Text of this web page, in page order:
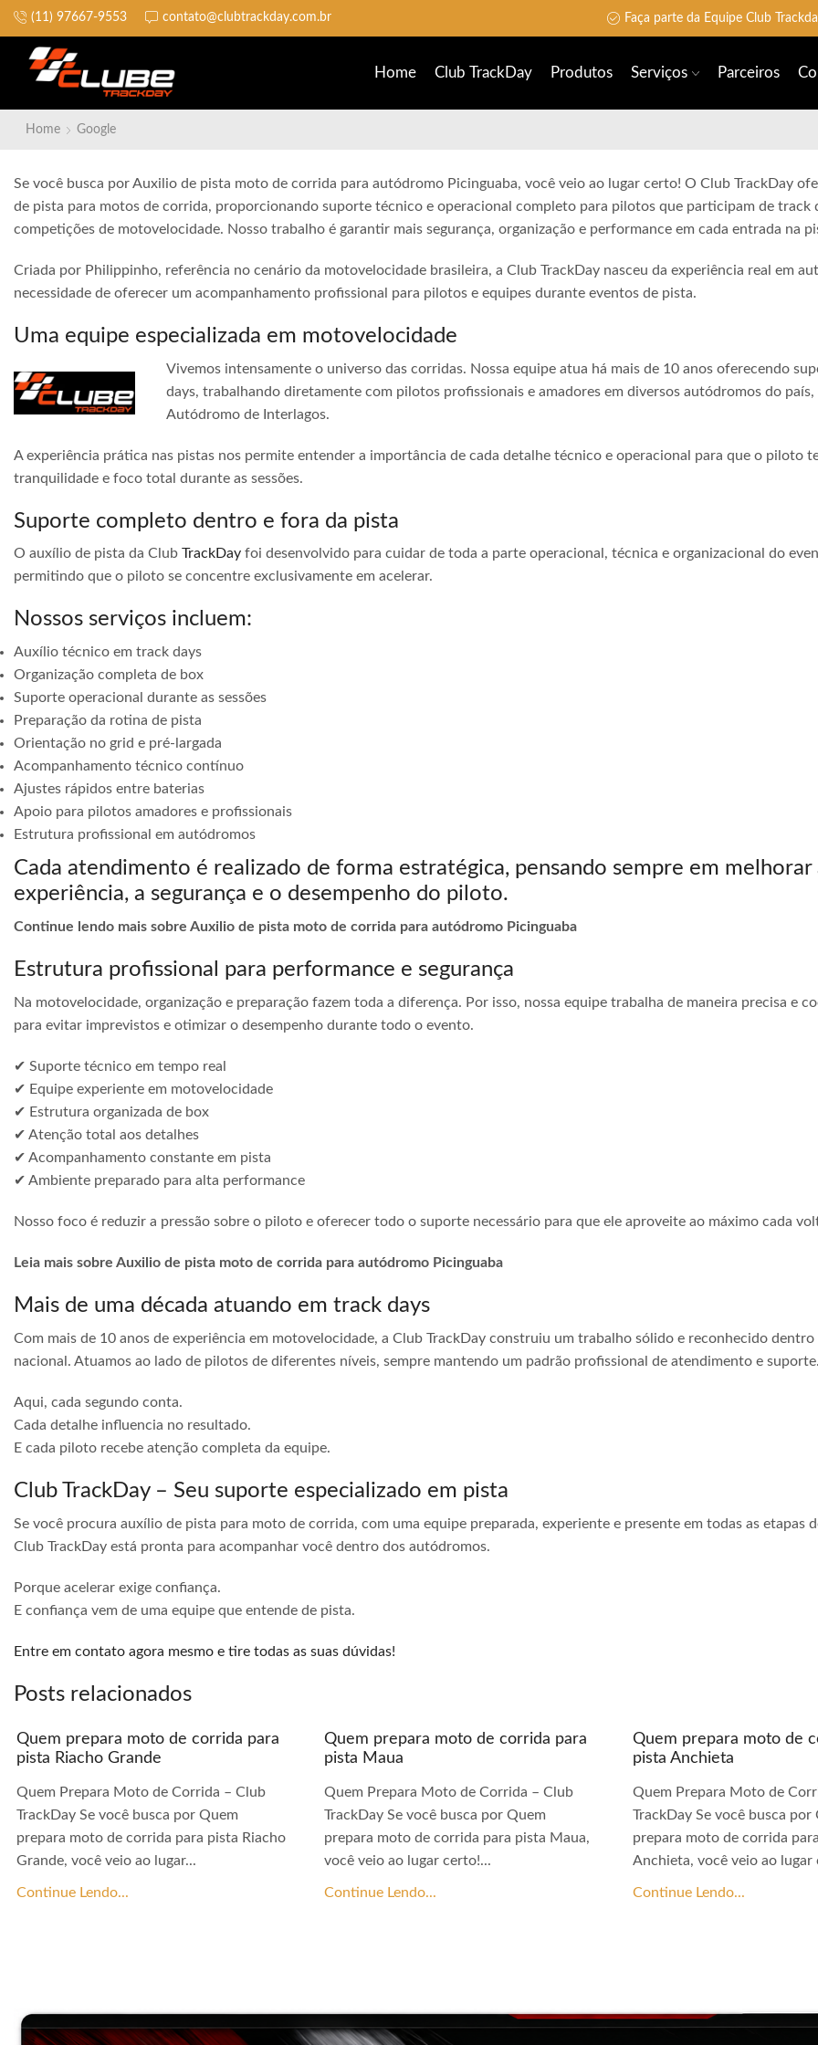
(11) 97667-9553 contato@clubtrackday.com.br
Não perca a largada Faça parte da Equipe Club
Home Club TrackDay Produtos Serviços Parceiros
Home Google
Se você busca por Auxilio de pista moto de corrida para autódromo Picinguaba, você veio ao lugar certo! O Club TrackDay
de pista para motos de corrida, proporcionando suporte técnico e operacional completo para pilotos que participam de track
competições de motovelocidade. Nosso trabalho é garantir mais segurança, organização e performance em cada entrada na
Criada por Philippinho, referência no cenário da motovelocidade brasileira, a Club TrackDay nasceu da experiência real em
necessidade de oferecer um acompanhamento profissional para pilotos e equipes durante eventos de pista.
Uma equipe especializada em motovelocidade
Vivemos intensamente o universo das corridas. Nossa equipe atua há mais de 10 anos oferecendo
days, trabalhando diretamente com pilotos profissionais e amadores em diversos autódromos do
Autódromo de Interlagos.
A experiência prática nas pistas nos permite entender a importância de cada detalhe técnico e operacional para que o piloto
tranquilidade e foco total durante as sessões.
Suporte completo dentro e fora da pista
O auxílio de pista da Club TrackDay foi desenvolvido para cuidar de toda a parte operacional, técnica e organizacional do
permitindo que o piloto se concentre exclusivamente em acelerar.
Nossos serviços incluem:
Auxílio técnico em track days
Organização completa de box
Suporte operacional durante as sessões
Preparação da rotina de pista
Orientação no grid e pré-largada
Acompanhamento técnico contínuo
Ajustes rápidos entre baterias
Apoio para pilotos amadores e profissionais
Estrutura profissional em autódromos
Cada atendimento é realizado de forma estratégica, pensando sempre em melhorar
experiência, a segurança e o desempenho do piloto.
Continue lendo mais sobre Auxilio de pista moto de corrida para autódromo Picinguaba
Estrutura profissional para performance e segurança
Na motovelocidade, organização e preparação fazem toda a diferença. Por isso, nossa equipe trabalha de maneira precisa e
para evitar imprevistos e otimizar o desempenho durante todo o evento.
✔ Suporte técnico em tempo real
✔ Equipe experiente em motovelocidade
✔ Estrutura organizada de box
✔ Atenção total aos detalhes
✔ Acompanhamento constante em pista
✔ Ambiente preparado para alta performance
Nosso foco é reduzir a pressão sobre o piloto e oferecer todo o suporte necessário para que ele aproveite ao máximo cada
Leia mais sobre Auxilio de pista moto de corrida para autódromo Picinguaba
Mais de uma década atuando em track days
Com mais de 10 anos de experiência em motovelocidade, a Club TrackDay construiu um trabalho sólido e reconhecido
nacional. Atuamos ao lado de pilotos de diferentes níveis, sempre mantendo um padrão profissional de atendimento e suporte.
Aqui, cada segundo conta.
Cada detalhe influencia no resultado.
E cada piloto recebe atenção completa da equipe.
Club TrackDay – Seu suporte especializado em pista
Se você procura auxílio de pista para moto de corrida, com uma equipe preparada, experiente e presente em todas as etapas
Club TrackDay está pronta para acompanhar você dentro dos autódromos.
Porque acelerar exige confiança.
E confiança vem de uma equipe que entende de pista.
Entre em contato agora mesmo e tire todas as suas dúvidas!
Posts relacionados
Quem prepara moto de corrida para
pista Riacho Grande
Quem Prepara Moto de Corrida – Club
TrackDay Se você busca por Quem
prepara moto de corrida para pista Riacho
Grande, você veio ao lugar...
Continue Lendo...
Quem prepara moto de corrida para
pista Maua
Quem Prepara Moto de Corrida – Club
TrackDay Se você busca por Quem
prepara moto de corrida para pista Maua,
você veio ao lugar certo!...
Continue Lendo...
Quem prepara moto de
pista Anchieta
Quem Prepara Moto de
TrackDay Se você busca por
prepara moto de corrida
Anchieta, você veio ao lugar
Continue Lendo...